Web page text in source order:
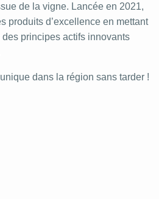
de la vigne. Lancée en 2021,
produits d’excellence en mettant
principes actifs innovants
dans la région sans tarder !